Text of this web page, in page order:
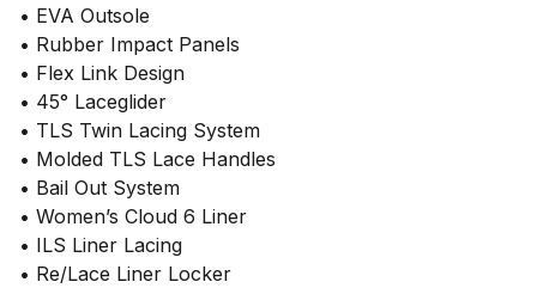
• EVA Outsole
• Rubber Impact Panels
• Flex Link Design
• 45° Laceglider
• TLS Twin Lacing System
• Molded TLS Lace Handles
• Bail Out System
• Women’s Cloud 6 Liner
• ILS Liner Lacing
• Re/Lace Liner Locker